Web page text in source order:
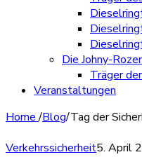
Die Johny-
Träger
Veranstaltungen
Home/Blog/Tag der
Verkehrssicherheit5. April